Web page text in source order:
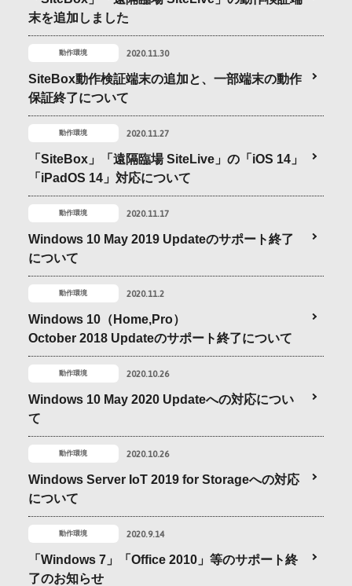
会社情報
採用情報
お問合せ・申込
資料請求
サイト内検索
マイページ
末を追加しました
動作環境 2020.11.30
SiteBox動作検証端末の追加と、一部端末の動作
保証終了について
動作環境 2020.11.27
「SiteBox」「遠隔臨場 SiteLive」の「iOS 14」
「iPadOS 14」対応について
動作環境 2020.11.17
Windows 10 May 2019 Updateのサポート終了
について
動作環境 2020.11.2
Windows 10（Home,Pro）
October 2018 Updateのサポート終了について
動作環境 2020.10.26
Windows 10 May 2020 Updateへの対応につい
て
動作環境 2020.10.26
Windows Server IoT 2019 for Storageへの対応
について
動作環境 2020.9.14
「Windows 7」「Office 2010」等のサポート終
了のお知らせ